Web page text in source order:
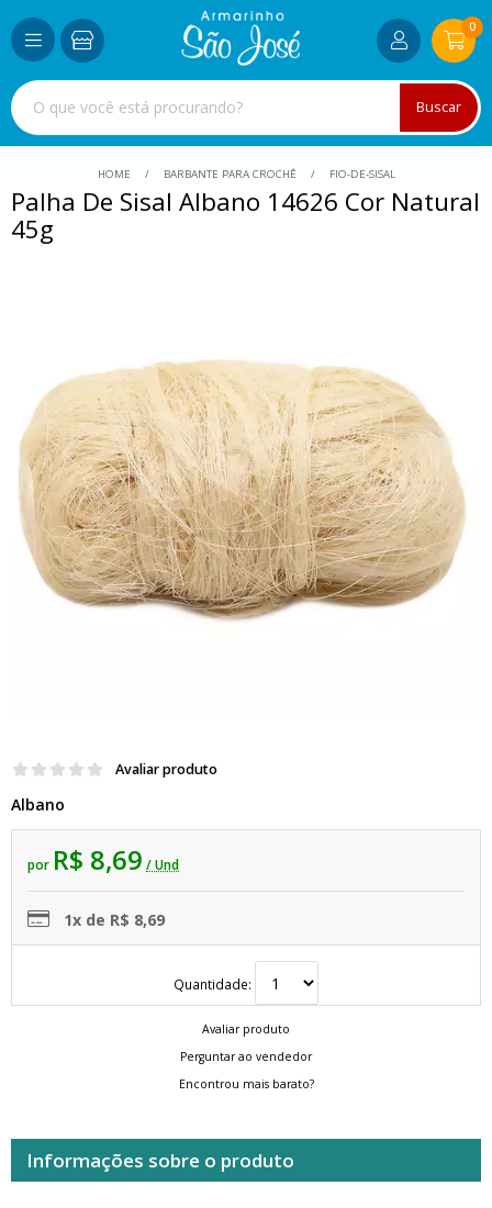
Buscar
0
HOME BARBANTE PARA CROCHÊ FIO-DE-SISAL
Palha De Sisal Albano 14626 Cor Natural
45g
Avaliar produto
Albano
por R$ 8,69 / Und
1x de R$ 8,69
Quantidade:
Avaliar produto
Perguntar ao vendedor
Encontrou mais barato?
Informações sobre o produto